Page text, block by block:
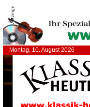
Anzeige
Montag, 10. August 2026